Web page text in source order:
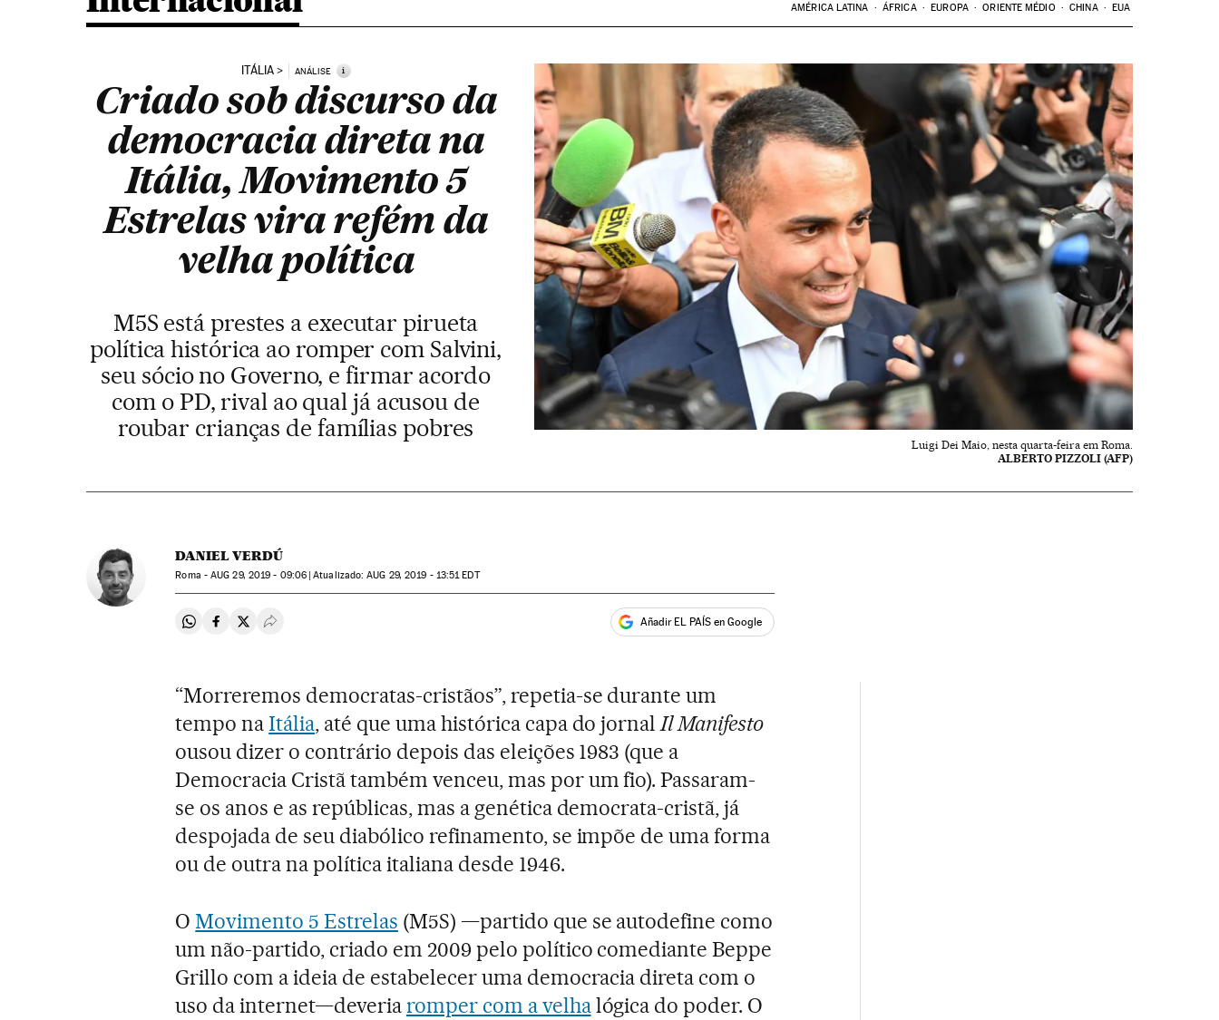
AMÉRICA LATINA ÁFRICA EUROPA ORIENTE MÉDIO CHINA EUA
ITÁLIA ANÁLISE i
Criado sob discurso da
democracia direta na
Itália, Movimento 5
Estrelas vira refém da
velha política
M5S está prestes a executar pirueta
política histórica ao romper com Salvini,
seu sócio no Governo, e firmar acordo
com o PD, rival ao qual já acusou de
roubar crianças de famílias pobres
Luigi Dei Maio, nesta quarta-feira em Roma.
ALBERTO PIZZOLI (AFP)
DANIEL VERDÚ
Roma -AUG 29, 2019 - 09:06 atualizado: AUG 29, 2019 - 13:51EDT
Compartir en Whatsapp
Compartir en Facebook
Compartir en Twitter
Desplegar Redes Sociales Añadir EL PAÍS en Google
“Morreremos democratas-cristãos”, repetia-se durante um
tempo naItália, até que uma histórica capa do jornalIl Manifesto
ousou dizer o contrário depois das eleições 1983 (que a
Democracia Cristã também venceu, mas por um fio). Passaram-
se os anos e as repúblicas, mas a genética democrata-cristã, já
despojada de seu diabólico refinamento, se impõe de uma forma
ou de outra na política italiana desde 1946.
OMovimento 5 Estrelas (M5S) —partido que se autodefine como
um não-partido, criado em 2009 pelo político comediante Beppe
Grillo com a ideia de estabelecer uma democracia direta com o
uso da internet—deveriaromper com a velhalógica do poder. O